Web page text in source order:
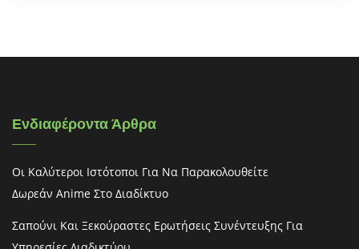
Ενδιαφέροντα Άρθρα
Οι Καλύτεροι Ιστότοποι Για Να Παρακολουθείτε
Δωρεάν Anime Στο Διαδίκτυο
Σαπούνι Και Ξεκούραστες Ερωτήσεις Συνέντευξης Για